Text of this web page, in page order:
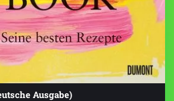
Ausgabe)